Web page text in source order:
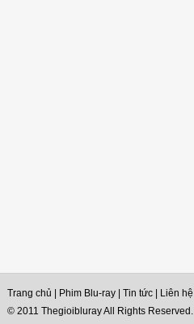
Trang chủ Phim Blu-ray Tin tức Liên hệ
© 2011 Thegioibluray All Rights Reserved.